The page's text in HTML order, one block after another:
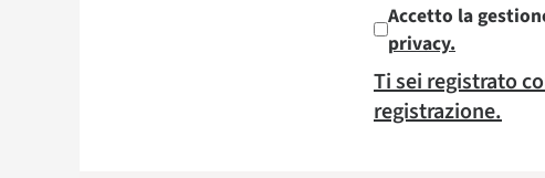
Accetto la
privacy.
Ti sei registrato
registrazione.